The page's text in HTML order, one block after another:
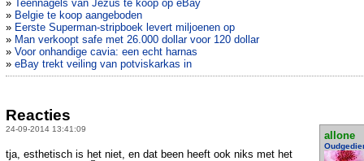
» Teennagels van Jezus te koop op eBay
» Belgie te koop aangeboden
» Eerste Superman-stripboek levert miljoenen op
» Man verkoopt safe met 26.000 dollar voor 120 dollar
» Voor onhandige cavia: een echt harnas
» eBay trekt veiling van potviskarkas in
Reacties
24-09-2014 13:41:09
allone
tja, esthetisch is het niet, en dat been heeft ook niks met het